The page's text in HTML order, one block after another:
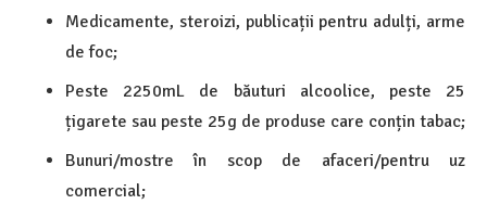
Medicamente, steroizi, publicații pentru adulți, arme
de foc;
Peste 2250mL de băuturi alcoolice, peste 25
țigarete sau peste 25g de produse care conțin tabac;
Bunuri/mostre în scop de afaceri/pentru uz
comercial;